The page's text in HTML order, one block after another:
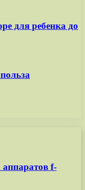
для ребенка до
f-